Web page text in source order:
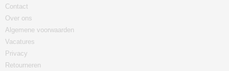
Contact
Over ons
Algemene voorwaarden
Vacatures
Privacy
Retourneren